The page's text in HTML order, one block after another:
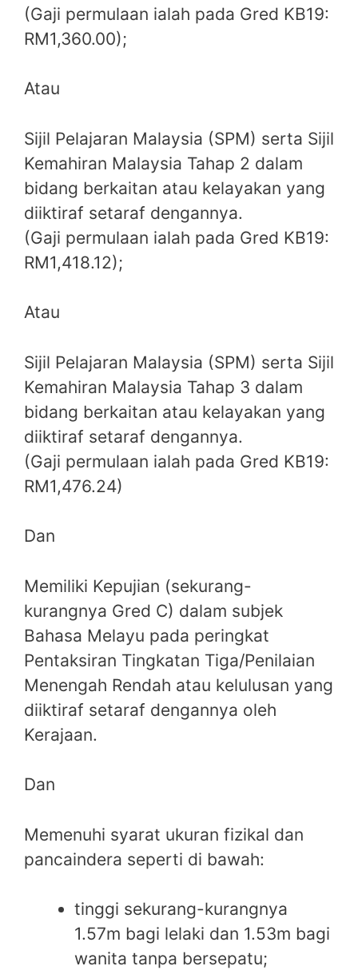
(Gaji permulaan ialah pada Gred KB19:
RM1,360.00);
Atau
Sijil Pelajaran Malaysia (SPM) serta Sijil
Kemahiran Malaysia Tahap 2 dalam
bidang berkaitan atau kelayakan yang
diiktiraf setaraf dengannya.
(Gaji permulaan ialah pada Gred KB19:
RM1,418.12);
Atau
Sijil Pelajaran Malaysia (SPM) serta Sijil
Kemahiran Malaysia Tahap 3 dalam
bidang berkaitan atau kelayakan yang
diiktiraf setaraf dengannya.
(Gaji permulaan ialah pada Gred KB19:
RM1,476.24)
Dan
Memiliki Kepujian (sekurang-
kurangnya Gred C) dalam subjek
Bahasa Melayu pada peringkat
Pentaksiran Tingkatan Tiga/Penilaian
Menengah Rendah atau kelulusan yang
diiktiraf setaraf dengannya oleh
Kerajaan.
Dan
Memenuhi syarat ukuran fizikal dan
pancaindera seperti di bawah:
tinggi sekurang-kurangnya
1.57m bagi lelaki dan 1.53m bagi
wanita tanpa bersepatu;